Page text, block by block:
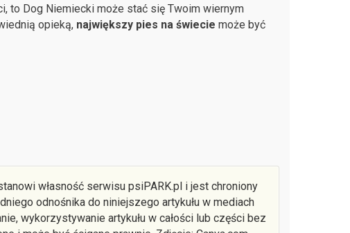
to Dog Niemiecki może stać się Twoim wiernym
opieką, największy pies na świecie może być
własność serwisu psiPARK.pl i jest chroniony
odnośnika do niniejszego artykułu w mediach
wykorzystywanie artykułu w całości lub części bez